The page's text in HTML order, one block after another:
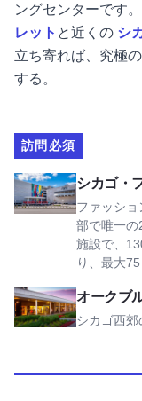
ングセンターです
レット と近くの シ
立ち寄れば、究極
する。
訪問必須
シカゴ・
ファッシ
部で唯一の
施設で、
り、最大
シカゴのファッシ
オークブ
シカゴ西郊
オークブルック・